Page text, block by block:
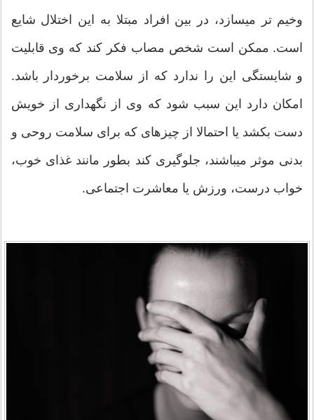
وخیم تر میسازد، در بین افراد مبتلا به این اختلال شایع
است. ممکن است شخص مصاب فکر کند که وی قابلیت
و شایستگی این را ندارد که از سلامت برخوردار باشد.
امکان دارد این سبب شود که وی از نگهداری از خویش
دست بکشد یا احتمالا از چیزهای که برای سلامت روحی و
بدنی موثر میباشند، جلوگیری کند بطور مانند غذای خوب،
خواب درست، ورزش یا معاشرت اجتماعی.